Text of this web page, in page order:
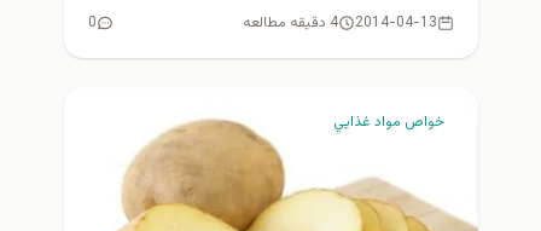
2014-04-13 4 دقیقه مطالعه 0
خواص مواد غذايي